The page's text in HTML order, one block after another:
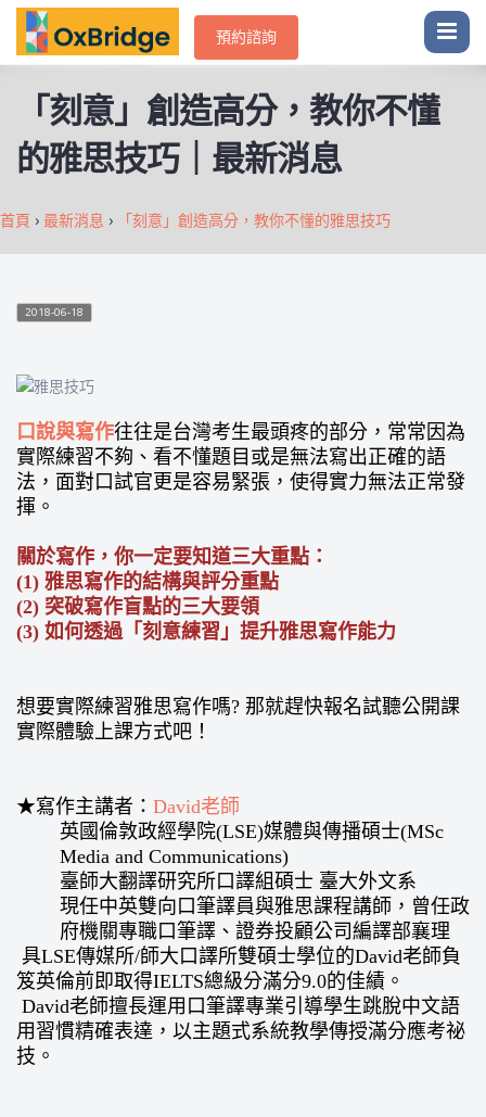
預約諮詢
「刻意」創造高分，教你不懂
的雅思技巧｜最新消息
首頁 › 最新消息 › 「刻意」創造高分，教你不懂的雅思技巧
2018-06-18
口說與寫作往往是台灣考生最頭疼的部分，常常因為
實際練習不夠、看不懂題目或是無法寫出正確的語
法，面對口試官更是容易緊張，使得實力無法正常發
揮。
關於寫作，你一定要知道三大重點：
(1) 雅思寫作的結構與評分重點
(2) 突破寫作盲點的三大要領
(3) 如何透過「刻意練習」提升雅思寫作能力
想要實際練習雅思寫作嗎? 那就趕快報名試聽公開課
實際體驗上課方式吧！
★寫作主講者： David老師
英國倫敦政經學院(LSE)媒體與傳播碩士(MSc
Media and Communications)
臺師大翻譯研究所口譯組碩士 臺大外文系
現任中英雙向口筆譯員與雅思課程講師，曾任政
府機關專職口筆譯、證券投顧公司編譯部襄理
具LSE傳媒所/師大口譯所雙碩士學位的David老師負
笈英倫前即取得IELTS總級分滿分9.0的佳績。
David老師擅長運用口筆譯專業引導學生跳脫中文語
用習慣精確表達，以主題式系統教學傳授滿分應考祕
技。